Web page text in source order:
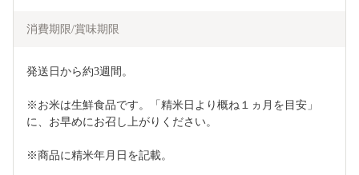
消費期限/賞味期限
発送日から約3週間。
※お米は生鮮食品です。「精米日より概ね１ヵ月を目安」
に、お早めにお召し上がりください。
※商品に精米年月日を記載。